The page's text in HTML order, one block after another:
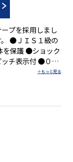
プを採用しまし
●ＪＩＳ１級の
を保護 ●ショック
チ表示付 ●０点
プ性 ●両面目盛
ップとストラッ